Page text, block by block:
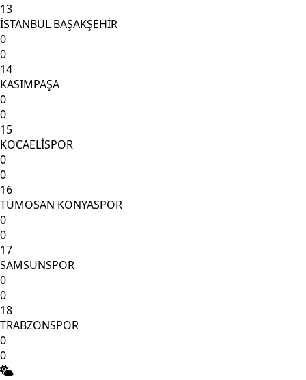
13
İSTANBUL BAŞAKŞEHİR
0
0
14
KASIMPAŞA
0
0
15
KOCAELİSPOR
0
0
16
TÜMOSAN KONYASPOR
0
0
17
SAMSUNSPOR
0
0
18
TRABZONSPOR
0
0